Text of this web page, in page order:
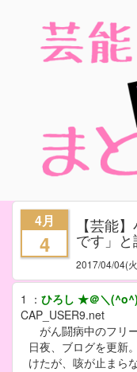
4月
4
【芸能
です」
2017/04/04(
1 ： ひろし ★＠＼
CAP_USER9.net
がん闘病中のフリ
日夜、ブログを更新
けたが、咳が止まら